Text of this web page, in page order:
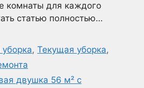
комнаты для каждого
статью полностью…
,Текущая уборка,
двушка 56 м² с